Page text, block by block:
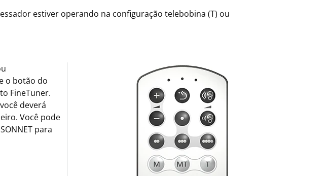
estiver operando na configuração telebobina (T) ou
o botão do
FineTuner.
deverá
Você pode
para